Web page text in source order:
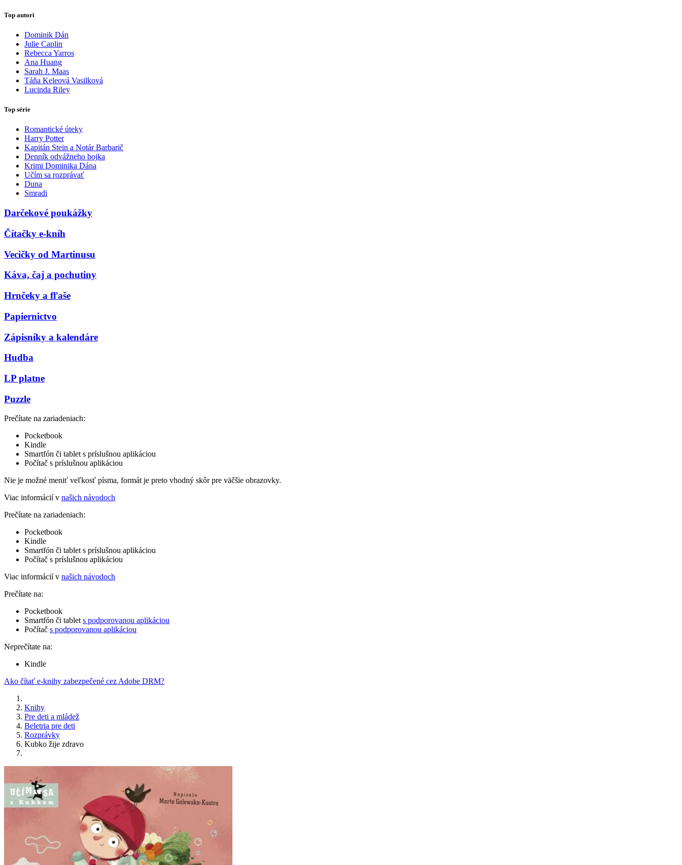
Top autori
Dominik Dán
Julie Caplin
Rebecca Yarros
Ana Huang
Sarah J. Maas
Táňa Keleová Vasilková
Lucinda Riley
Top série
Romantické úteky
Harry Potter
Kapitán Stein a Notár Barbarič
Denník odvážneho bojka
Krimi Dominika Dána
Učím sa rozprávať
Duna
Smradi
Darčekové poukážky
Čítačky e-kníh
Vecičky od Martinusu
Káva, čaj a pochutiny
Hrnčeky a fľaše
Papiernictvo
Zápisníky a kalendáre
Hudba
LP platne
Puzzle
Prečítate na zariadeniach:
Pocketbook
Kindle
Smartfón či tablet s príslušnou aplikáciou
Počítač s príslušnou aplikáciou
Nie je možné meniť veľkosť písma, formát je preto vhodný skôr pre väčšie obrazovky.
Viac informácií v našich návodoch
Prečítate na zariadeniach:
Pocketbook
Kindle
Smartfón či tablet s príslušnou aplikáciou
Počítač s príslušnou aplikáciou
Viac informácií v našich návodoch
Prečítate na:
Pocketbook
Smartfón či tablet s podporovanou aplikáciou
Počítač s podporovanou aplikáciou
Neprečítate na:
Kindle
Ako čítať e-knihy zabezpečené cez Adobe DRM?
Knihy
Pre deti a mládež
Beletria pre deti
Rozprávky
Kubko žije zdravo